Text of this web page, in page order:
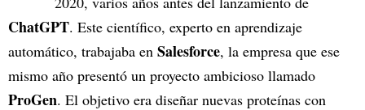
ChatGPT. Este científico, experto en aprendizaje
automático, trabajaba en Salesforce, la empresa que ese
mismo año presentó un proyecto ambicioso llamado
ProGen. El objetivo era diseñar nuevas proteínas con